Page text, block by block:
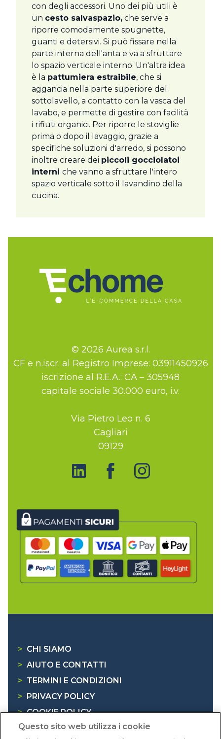
con degli accessori. Uno dei più utili è
un cesto salvaspazio, che serve a
riporre comodamente spugnette,
guanti e detersivi. Si può fissare nella
parte interna dell'anta e va a sfruttare
lo spazio verticale interno. Un'altra idea
è la pattumiera estraibile, che si
aggancia nella parte superiore del
sottolavello, a contatto con la vasca del
lavabo, e permette di gestire con facilità
i rifiuti organici. Per riporre le stoviglie
prima o dopo il lavaggio, grazie a
specifiche soluzioni d'arredo, si possono
inoltre creare dei piccoli gocciolatoi
interni che vanno a sfruttare l'intero
spazio verticale sotto il lavandino della
cucina.
© 2026 Aurea s.r.l.
CF e n.iscr. al Registro Imprese: 03911450926
iscrizione al R.E.A.: CA – 305948
capitale sociale 30.000 euro, i.v.
Via Pietro Leo n. 6
Cagliari
09129
> CHI SIAMO
> AIUTO E CONTATTI
> TERMINI E CONDIZIONI
>
PRIVACY POLICY
> COOKIE POLICY
> INFORMATIVA RAEE
Questo sito web utilizza i cookie